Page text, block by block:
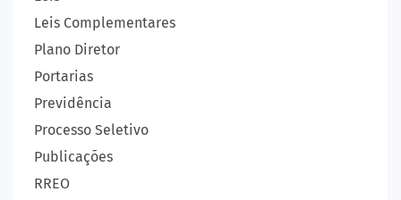
Leis Complementares
Plano Diretor
Portarias
Previdência
Processo Seletivo
Publicações
RREO